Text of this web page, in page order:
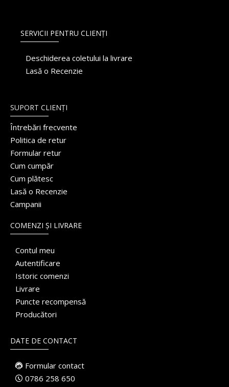
SERVICII PENTRU CLIENȚI
Deschiderea coletului la livrare
Lasă o Recenzie
SUPORT CLIENȚI
Întrebări frecvente
Politica de retur
Formular retur
Cum cumpăr
Cum plătesc
Lasă o Recenzie
Campanii
COMENZI ȘI LIVRARE
Contul meu
Autentificare
Istoric comenzi
Livrare
Puncte recompensă
Producători
DATE DE CONTACT
Formular contact
0786 258 650